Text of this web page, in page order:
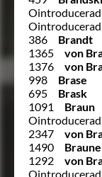
Ointroducerad
Ointroducerad
386
Brandt
1365
von
1376
von
998
Brase
695
Brask
1091
Braun
Ointroducerad
2347
von
1490
1292
von
Ointroducerad